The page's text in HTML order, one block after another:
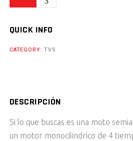
-
quantity
QUICK INFO
CATEGORY:TVS
DESCRIPCIÓN
Si lo que buscas es una moto
un motor monocilindrico de 4